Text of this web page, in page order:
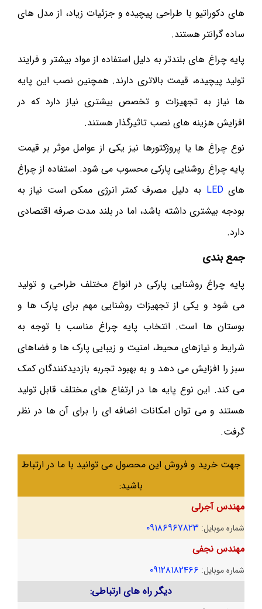
های دکوراتیو با طراحی پیچیده و جزئیات زیاد، از مدل های
ساده گرانتر هستند.
پایه‌ چراغ های بلندتر به دلیل استفاده از مواد بیشتر و فرایند
تولید پیچیده، قیمت بالاتری دارند. همچنین نصب این پایه
ها نیاز به تجهیزات و تخصص بیشتری نیاز دارد که در
افزایش هزینه های نصب تاثیرگذار هستند.
نوع چراغ ها یا پروژکتورها نیز یکی از عوامل موثر بر قیمت
پایه چراغ روشنایی پارکی محسوب می شود. استفاده از چراغ
هایLED به دلیل مصرف کمتر انرژی ممکن است نیاز به
بودجه بیشتری داشته باشد، اما در بلند مدت صرفه اقتصادی
دارد.
جمع بندی
پایه چراغ روشنایی پارکی در انواع مختلف طراحی و تولید
می شود و یکی از تجهیزات روشنایی مهم برای پارک ها و
بوستان ها است. انتخاب پایه چراغ مناسب با توجه به
شرایط و نیازهای محیط، امنیت و زیبایی پارک ها و فضاهای
سبز را افزایش می دهد و به بهبود تجربه بازدیدکنندگان کمک
می کند. این نوع پایه ها در ارتفاع های مختلف قابل تولید
هستند و می توان امکانات اضافه ای را برای آن ها در نظر
گرفت.
جهت خرید و فروش این محصول می توانید با ما در ارتباط
باشید:
مهندس آجرلی
شماره موبایل: ۰۹۱۸۶۹۶۷۸۲۳
مهندس نجفی
شماره موبایل: ۰۹۱۲۸۱۸۲۴۶۶
دیگر راه های ارتباطی: